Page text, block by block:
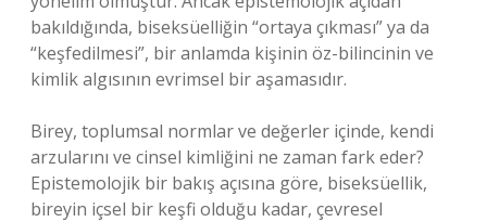
bakıldığında, biseksüelliğin “ortaya çıkması” ya da
“keşfedilmesi”, bir anlamda kişinin öz-bilincinin ve
kimlik algısının evrimsel bir aşamasıdır.
Birey, toplumsal normlar ve değerler içinde, kendi
arzularını ve cinsel kimliğini ne zaman fark eder?
Epistemolojik bir bakış açısına göre, biseksüellik,
bireyin içsel bir keşfi olduğu kadar, çevresel